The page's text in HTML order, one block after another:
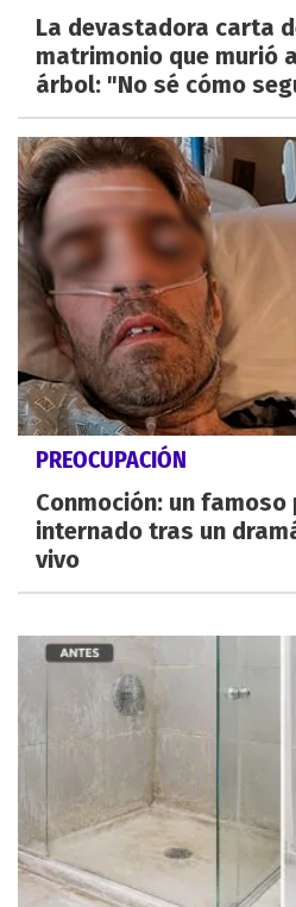
La devastadora carta
matrimonio que murió
árbol: "No sé cómo
PREOCUPACIÓN
Conmoción: un
internado tras un
vivo